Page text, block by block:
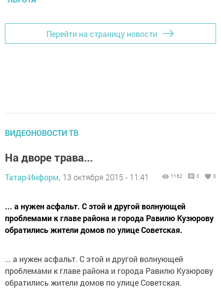
Перейти на страницу новости
ВИДЕОНОВОСТИ ТВ
На дворе трава...
Татар-Информ, 13 октября 2015 - 11:41 1162 0 0
... а нужен асфальт. С этой и другой волнующей
проблемами к главе района и города Равилю Кузюрову
обратились жители домов по улице Советская.
... а нужен асфальт. С этой и другой волнующей
проблемами к главе района и города Равилю Кузюрову
обратились жители домов по улице Советская.